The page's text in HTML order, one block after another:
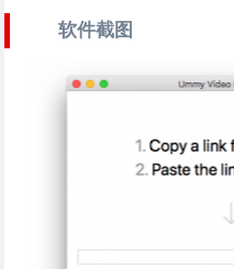
软件截图